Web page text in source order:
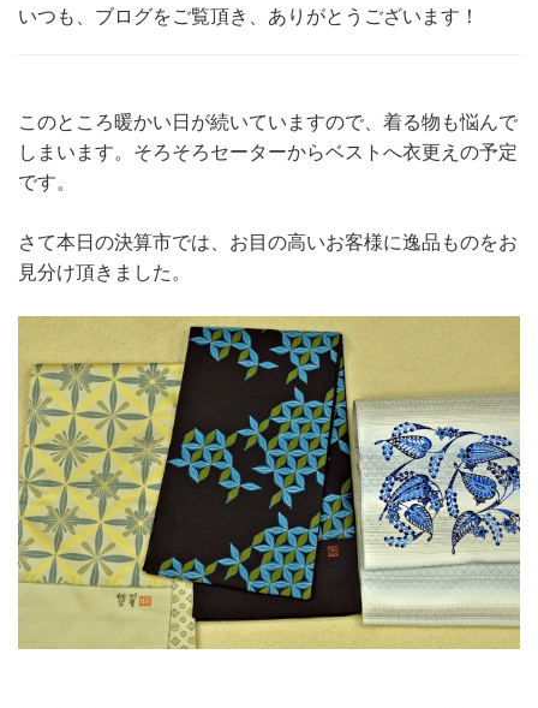
いつも、ブログをご覧頂き、ありがとうございます！
このところ暖かい日が続いていますので、着る物も悩んで
しまいます。そろそろセーターからベストへ衣更えの予定
です。
さて本日の決算市では、お目の高いお客様に逸品ものをお
見分け頂きました。